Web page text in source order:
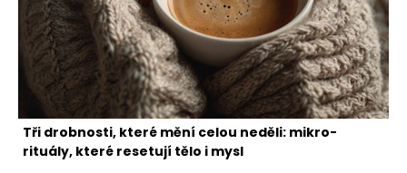
Tři drobnosti, které mění celou neděli: mikro-
rituály, které resetují tělo i mysl